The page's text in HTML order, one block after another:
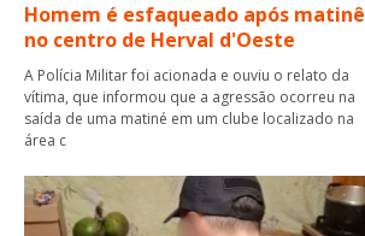
Homem é esfaqueado após matinê
no centro de Herval d'Oeste
A Polícia Militar foi acionada e ouviu o relato da
vítima, que informou que a agressão ocorreu na
saída de uma matiné em um clube localizado na
área c